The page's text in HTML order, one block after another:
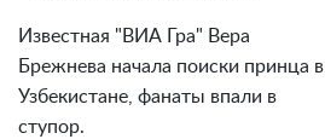
Известная "ВИА Гра" Вера
Брежнева начала поиски принца в
Узбекистане, фанаты впали в
ступор.